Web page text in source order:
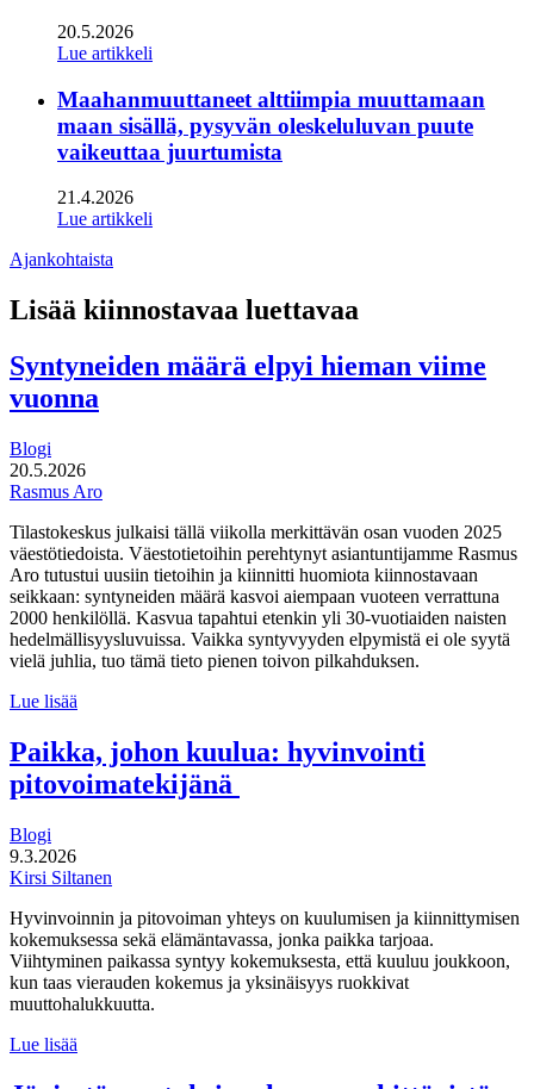
20.5.2026
Lue artikkeli
Maahanmuuttaneet alttiimpia muuttamaan
maan sisällä, pysyvän oleskeluluvan puute
vaikeuttaa juurtumista
21.4.2026
Lue artikkeli
Ajankohtaista
Lisää kiinnostavaa luettavaa
Syntyneiden määrä elpyi hieman viime
vuonna
Blogi
20.5.2026
Rasmus Aro
Tilastokeskus julkaisi tällä viikolla merkittävän osan vuoden 2025
väestötiedoista. Väestotietoihin perehtynyt asiantuntijamme Rasmus
Aro tutustui uusiin tietoihin ja kiinnitti huomiota kiinnostavaan
seikkaan: syntyneiden määrä kasvoi aiempaan vuoteen verrattuna
2000 henkilöllä. Kasvua tapahtui etenkin yli 30-vuotiaiden naisten
hedelmällisyysluvuissa. Vaikka syntyvyyden elpymistä ei ole syytä
vielä juhlia, tuo tämä tieto pienen toivon pilkahduksen.
Lue lisää
hieman
viime
Paikka, johon kuulua: hyvinvointi
pitovoimatekijänä
Blogi
9.3.2026
Kirsi Siltanen
Hyvinvoinnin ja pitovoiman yhteys on kuulumisen ja kiinnittymisen
kokemuksessa sekä elämäntavassa, jonka paikka tarjoaa.
Viihtyminen paikassa syntyy kokemuksesta, että kuuluu joukkoon,
kun taas vierauden kokemus ja yksinäisyys ruokkivat
muuttohalukkuutta.
Lue lisää